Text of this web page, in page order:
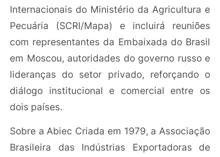
Internacionais do Ministério da Agricultura e
Pecuária (SCRI/Mapa) e incluirá reuniões
com representantes da Embaixada do Brasil
em Moscou, autoridades do governo russo e
lideranças do setor privado, reforçando o
diálogo institucional e comercial entre os
dois países.
Sobre a Abiec Criada em 1979, a Associação
Brasileira das Indústrias Exportadoras de